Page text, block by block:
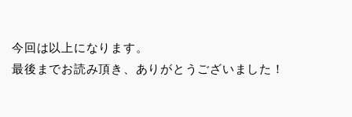
今回は以上になります。
最後までお読み頂き、ありがとうございました！